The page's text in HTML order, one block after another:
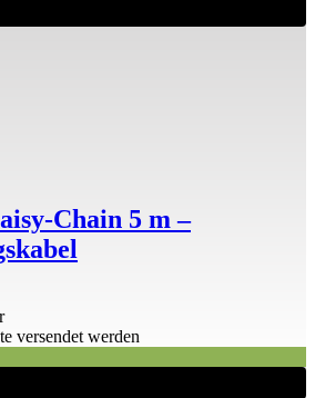
Chain 5 m –
versendet werden